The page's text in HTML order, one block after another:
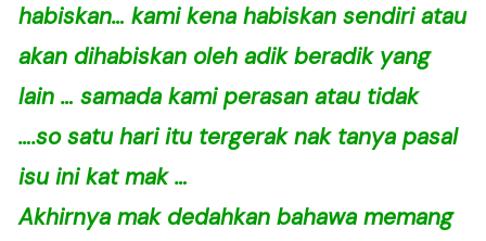
habiskan… kami kena habiskan sendiri atau
akan dihabiskan oleh adik beradik yang
lain … samada kami perasan atau tidak
….so satu hari itu tergerak nak tanya pasal
isu ini kat mak …
Akhirnya mak dedahkan bahawa memang